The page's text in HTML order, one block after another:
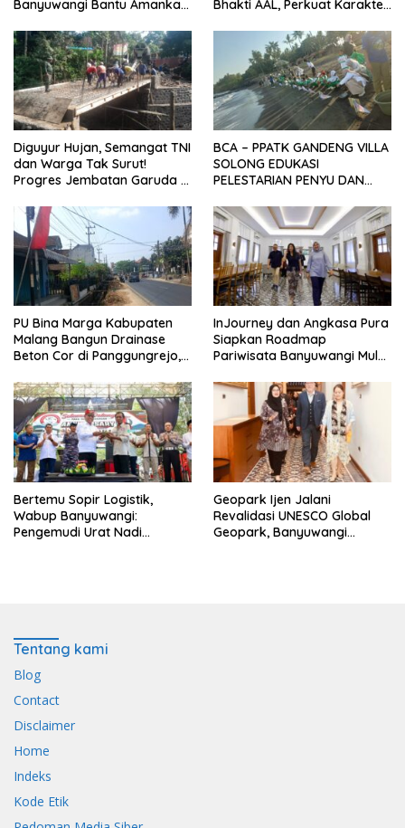
Banyuwangi Bantu Amankan
Bhakti AAL, Perkuat Karakter
Sekolah Rakyat
Diguyur Hujan, Semangat TNI
dan Warga Tak Surut!
Progres Jembatan Garuda di
BCA – PPATK GANDENG VILLA
SOLONG EDUKASI
PELESTARIAN PENYU DAN
PANTAI SELAT BALI
PU Bina Marga Kabupaten
Malang Bangun Drainase
Beton Cor di Panggungrejo,
InJourney dan Angkasa Pura
Siapkan Roadmap
Pariwisata Banyuwangi Mulai
Bertemu Sopir Logistik,
Wabup Banyuwangi:
Pengemudi Urat Nadi
Geopark Ijen Jalani
Revalidasi UNESCO Global
Geopark, Banyuwangi
Tentang kami
Blog
Contact
Disclaimer
Home
Indeks
Kode Etik